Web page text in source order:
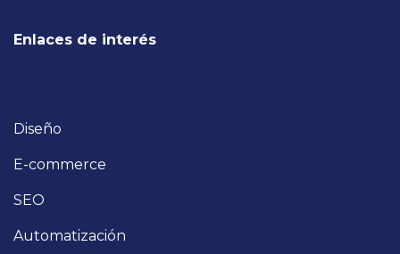
Enlaces de interés
Diseño
E-commer​ce
SEO
Automatización